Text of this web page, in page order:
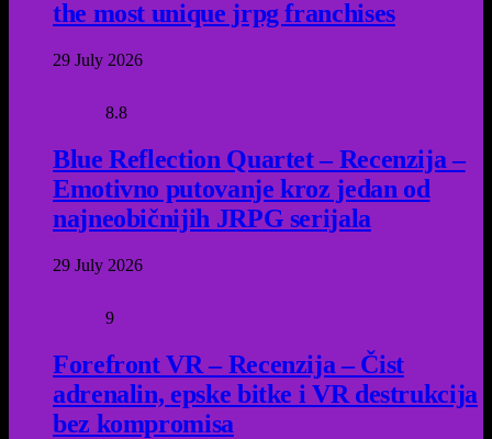
the most unique jrpg franchises
29 July 2026
8.8
Blue Reflection Quartet – Recenzija –
Emotivno putovanje kroz jedan od
najneobičnijih JRPG serijala
29 July 2026
9
Forefront VR – Recenzija – Čist
adrenalin, epske bitke i VR destrukcija
bez kompromisa